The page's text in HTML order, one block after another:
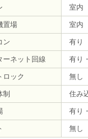
室内
置場 室内
ン 有り
ーネット回線 有り
ロック 無し
制 住み
有り
無し